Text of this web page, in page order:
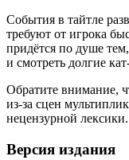
События в тайтле
требуют от игрока
придётся по душе
и смотреть долгие
Обратите внимание,
из-за сцен
нецензурной лексики.
Версия издания